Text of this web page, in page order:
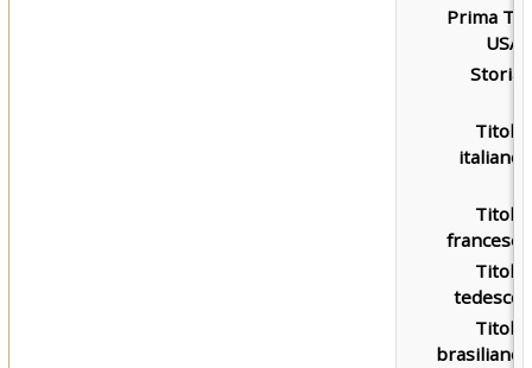
Prima TV
USA:
Storia:
Titolo
italiano:
Titolo
francese:
Titolo
tedesco:
Titolo
brasiliano: